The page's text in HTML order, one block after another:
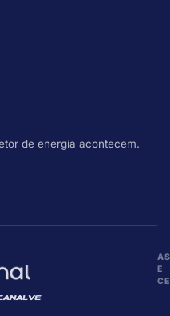
de energia acontecem.
E